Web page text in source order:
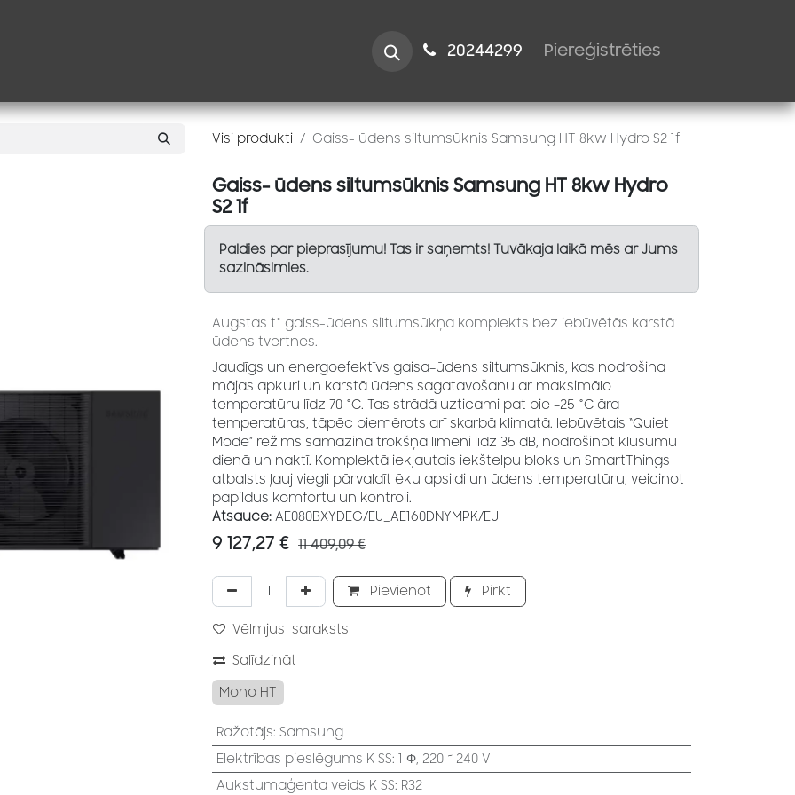
Speciālistiem 2024​​4299 Piereģistrēties
Visi produkti Gaiss- ūdens siltumsūknis Samsung HT 8kw Hydro S2 1f
Gaiss- ūdens siltumsūknis Samsung HT 8kw Hydro
S2 1f
Paldies par pieprasījumu! Tas ir saņemts! Tuvākaja laikā mēs ar Jums
sazināsimies.
Augstas t° gaiss-ūdens siltumsūkņa komplekts bez iebūvētās karstā
ūdens tvertnes.
Jaudīgs un energoefektīvs gaisa–ūdens siltumsūknis, kas nodrošina
mājas apkuri un karstā ūdens sagatavošanu ar maksimālo
temperatūru līdz 70 °C. Tas strādā uzticami pat pie –25 °C āra
temperatūras, tāpēc piemērots arī skarbā klimatā. Iebūvētais “Quiet
Mode” režīms samazina trokšņa līmeni līdz 35 dB, nodrošinot klusumu
dienā un naktī. Komplektā iekļautais iekštelpu bloks un SmartThings
atbalsts ļauj viegli pārvaldīt ēku apsildi un ūdens temperatūru, veicinot
papildus komfortu un kontroli.
Atsauce: AE080BXYDEG/EU_AE160DNYMPK/EU
9 127,27 € 11 409,09€
Pievienot Pirkt
Vēlmjus_saraksts
Salīdzināt
Mono HT
Ražotājs: Samsung
Elektrības pieslēgums K SS: 1 Φ, 220 ~ 240 V
Aukstumaģenta veids K SS: R32